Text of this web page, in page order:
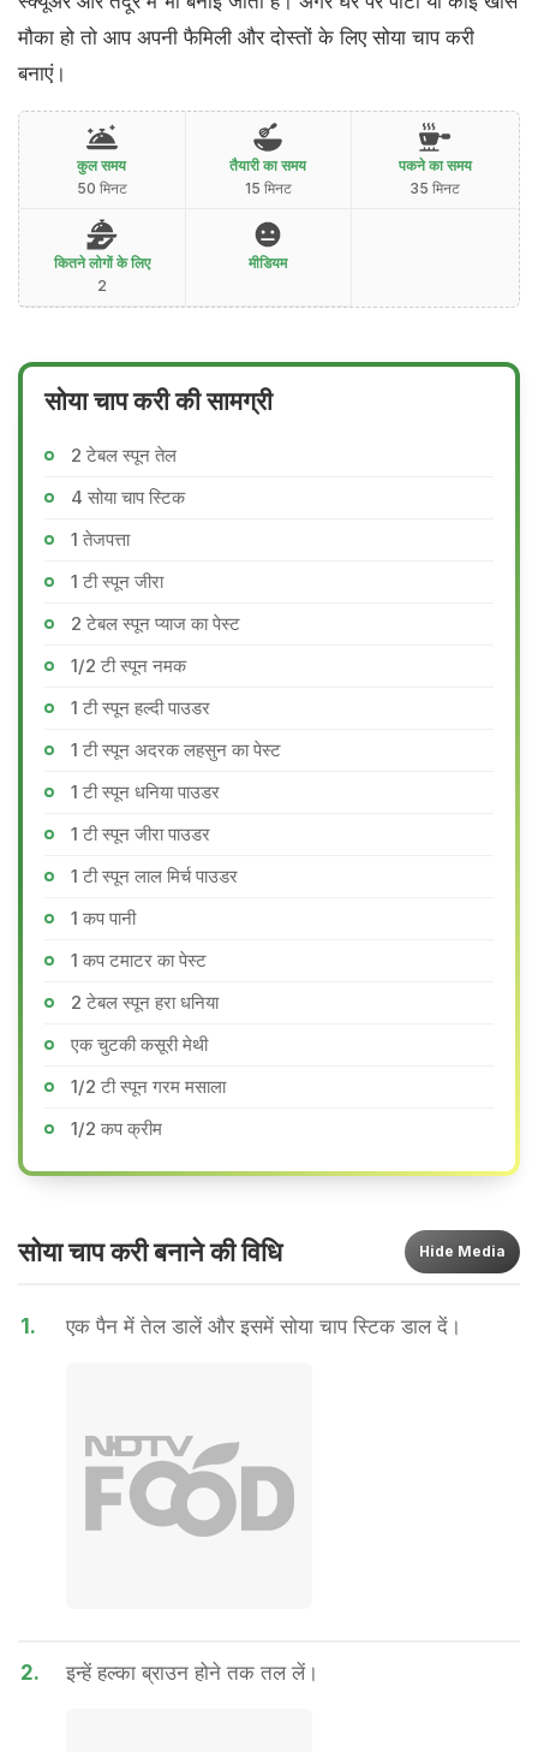
मौका हो तो आप अपनी फैमिली और दोस्तों के लिए सोया चाप करी
बनाएं।
कुल समय
50 मिनट
तैयारी का समय
15 मिनट
पकने का समय
35 मिनट
कितने लोगों के लिए
2
मीडियम
सोया चाप करी की सामग्री
2 टेबल स्पून तेल
4 सोया चाप स्टिक
1 तेजपत्ता
1 टी स्पून जीरा
2 टेबल स्पून प्याज का पेस्ट
1/2 टी स्पून नमक
1 टी स्पून हल्दी पाउडर
1 टी स्पून अदरक लहसुन का पेस्ट
1 टी स्पून धनिया पाउडर
1 टी स्पून जीरा पाउडर
1 टी स्पून लाल मिर्च पाउडर
1 कप पानी
1 कप टमाटर का पेस्ट
2 टेबल स्पून हरा धनिया
एक चुटकी कसूरी मेथी
1/2 टी स्पून गरम मसाला
1/2 कप क्रीम
सोया चाप करी बनाने की वि​धि Hide Media
1. एक पैन में तेल डालें और इसमें सोया चाप स्टिक डाल दें।
2. इन्हें हल्का ब्राउन होने तक तल लें।